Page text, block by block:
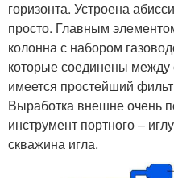
горизонта. Устроена
просто. Главным
колонна с набором
которые соединены
имеется простейший
Выработка внешне очень
инструмент портного –
скважина игла.